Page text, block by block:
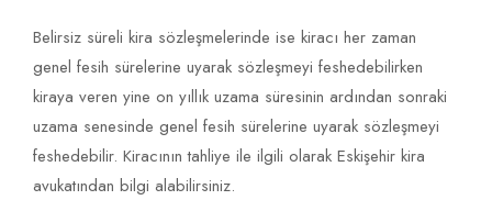
Belirsiz süreli kira sözleşmelerinde ise kiracı her zaman
genel fesih sürelerine uyarak sözleşmeyi feshedebilirken
kiraya veren yine on yıllık uzama süresinin ardından sonraki
uzama senesinde genel fesih sürelerine uyarak sözleşmeyi
feshedebilir. Kiracının tahliye ile ilgili olarak Eskişehir kira
avukatından bilgi alabilirsiniz.